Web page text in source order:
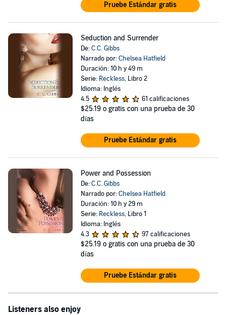
Pruebe Estándar gratis
Seduction and Surrender
De:C.C. Gibbs
Narrado por:Chelsea Hatfield
Duración: 10 h y 49 m
Serie: Reckless, Libro 2
Idioma: Inglés
4.5
61 calificaciones
$25.19 o gratis con una prueba de 30
días
Pruebe Estándar gratis
Power and Possession
De:C.C. Gibbs
Narrado por:Chelsea Hatfield
Duración: 10 h y 29 m
Serie: Reckless, Libro 1
Idioma: Inglés
4.3
97 calificaciones
$25.19 o gratis con una prueba de 30
días
Pruebe Estándar gratis
Listeners also enjoy